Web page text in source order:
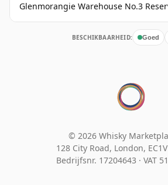
Glenmorangie Warehouse No.3
BESCHIKBAARHEID: Goed
© 2026 Whisky
128 City Road, London, EC1V
Bedrijfsnr. 17204643 · VAT